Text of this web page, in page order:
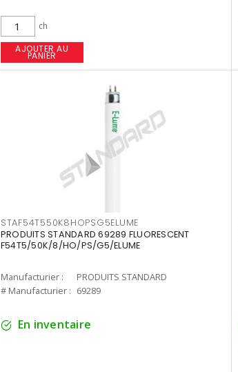
ch
AJOUTER AU
PANIER
STAF54T550K8HOPSG5ELUME
PRODUITS STANDARD 69289 FLUORESCENT
F54T5/50K/8/HO/PS/G5/ELUME
Manufacturier :
PRODUITS STANDARD
# Manufacturier : 69289
En inventaire